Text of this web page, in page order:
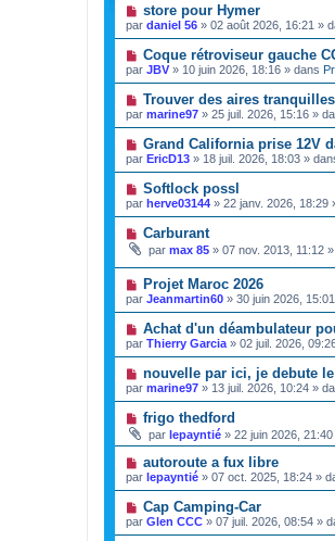
e
a
u
m
e
s
s
g
e
N
o
u
e
a
u
m
e
s
s
a
g
e
store pour Hymer
par daniel 56 » 02 août 2026, 16:21 »
N
o
u
v
a
u
m
e
s
s
a
g
e
Coque rétroviseur gauche
par JBV » 10 juin 2026, 18:16 » dans
N
o
u
e
a
u
m
e
s
s
a
g
e
Trouver des aires
par marine97 » 25 juil. 2026, 15:16 »
N
o
u
v
e
a
u
m
e
s
s
g
e
Grand California prise 12V
par EricD13 » 18 juil. 2026, 18:03 »
N
o
u
e
a
m
e
s
s
a
g
e
Softlock possl
par herve03144 » 22 janv. 2026, 18:29
N
u
v
e
a
m
e
s
s
a
g
e
Carburant
par max 85 » 07 nov. 2013, 11:12
N
o
u
e
a
u
m
e
s
s
a
g
e
Projet Maroc 2026
par Jeanmartin60 » 30 juin 2026, 15:01
N
o
u
e
a
u
m
e
s
a
g
e
Achat d'un déambulateur
par Thierry Garcia » 02 juil. 2026,
N
o
u
v
e
a
u
m
e
s
s
a
g
nouvelle par ici, je debute
par marine97 » 13 juil. 2026, 10:24 »
N
u
e
a
u
m
e
s
frigo thedford
par lepayntié » 22 juin 2026, 21:40
N
o
u
e
a
u
autoroute a fux libre
par lepayntié » 07 oct. 2025, 18:24 »
N
o
u
Cap Camping-Car
par Glen CCC » 07 juil. 2026, 08:54 »